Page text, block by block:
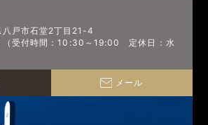
戸市石堂2丁目21-4
受付時間：10:30～19:00 定休日：水
メール